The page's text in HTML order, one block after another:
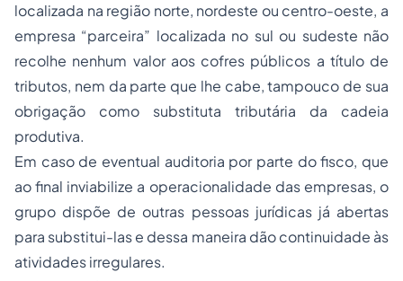
localizada na região norte, nordeste ou centro-oeste, a
empresa “parceira” localizada no sul ou sudeste não
recolhe nenhum valor aos cofres públicos a título de
tributos, nem da parte que lhe cabe, tampouco de sua
obrigação como substituta tributária da cadeia
produtiva.
Em caso de eventual auditoria por parte do fisco, que
ao final inviabilize a operacionalidade das empresas, o
grupo dispõe de outras pessoas jurídicas já abertas
para substitui-las e dessa maneira dão continuidade às
atividades irregulares.